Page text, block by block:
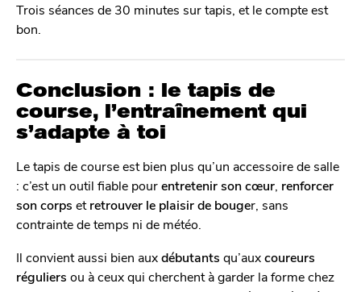
Trois séances de 30 minutes sur tapis, et le compte est
bon.
Conclusion : le tapis de
course, l’entraînement qui
s’adapte à toi
Le tapis de course est bien plus qu’un accessoire de salle
: c’est un outil fiable pourentretenir son cœur, renforcer
son corps etretrouver le plaisir de bouger, sans
contrainte de temps ni de météo.
Il convient aussi bien auxdébutants qu’auxcoureurs
réguliers ou à ceux qui cherchent à garder la forme chez